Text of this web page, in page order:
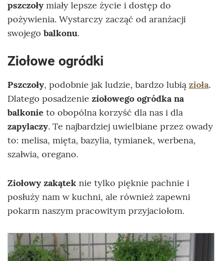
pszczoły miały lepsze życie i dostęp do
pożywienia. Wystarczy zacząć od aranżacji
swojego balkonu.
Ziołowe ogródki
Pszczoły, podobnie jak ludzie, bardzo lubią zioła.
Dlatego posadzenie ziołowego ogródka na
balkonie to obopólna korzyść dla nas i dla
zapylaczy. Te najbardziej uwielbiane przez owady
to: melisa, mięta, bazylia, tymianek, werbena,
szałwia, oregano.
Ziołowy zakątek nie tylko pięknie pachnie i
posłuży nam w kuchni, ale również zapewni
pokarm naszym pracowitym przyjaciołom.